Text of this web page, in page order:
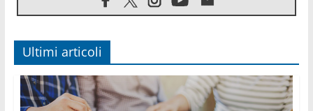
Leone XIV il 7 settembre al Santuario della Madre
del Buon Consiglio di Genazzano
Il Papa: in Sant'Agata contempliamo la vittoria
dell'amore sulla morte
08.08.2026
Hebdomada Papae: il Gr in latino dell'8 agosto
08.08.2026
Ultimi articoli